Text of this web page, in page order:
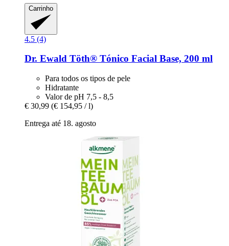
Carrinho
4.5 (4)
Dr. Ewald Töth® Tónico Facial Base, 200 ml
Para todos os tipos de pele
Hidratante
Valor de pH 7,5 - 8,5
€ 30,99 (€ 154,95 / l)
Entrega até 18. agosto